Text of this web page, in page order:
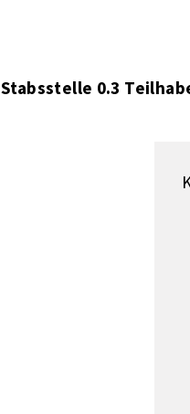
Stabsstelle 0.3